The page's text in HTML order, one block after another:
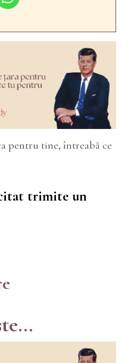
pentru tine, întreabă ce
trimite un